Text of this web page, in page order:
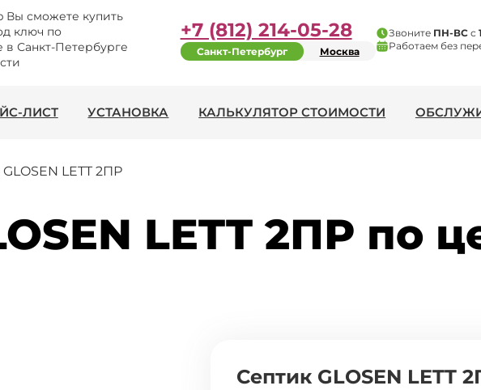
Вы сможете купить
ключ по
в Санкт-Петербурге
+7 (812) 214-05-28
Санкт-Петербург Москва
Звоните ПН-ВСс
Работаем без
ЛИСТ УСТАНОВКА КАЛЬКУЛЯТОР СТОИМОСТИ
LETT 2ПР
LETT 2ПР по
Септик GLOSEN LETT